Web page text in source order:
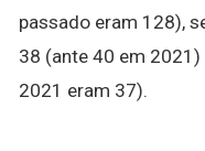
passado eram 128),
38 (ante 40 em
2021 eram 37).